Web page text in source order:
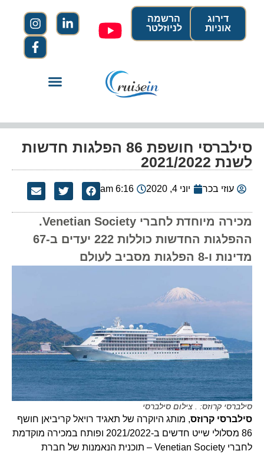
הרשמה
לניוזלטר
דירוג
אוניות
סילברסי חושפת 86 הפלגות חדשות
לשנת 2021/2022
עוזי בכר יוני 4, 2020 6:16 am
מכירה מיוחדת לחברי Venetian Society.
ההפלגות החדשות כוללות 222 יעדים ב-67
מדינות ו-8 הפלגות מסביב לעולם
סילברסי קרוזס: . צילום סילברסי
סילברסי קרוזס, מותג היוקרה של תאגיד רויאל קריביאן חושף
86 מסלולי שייט חדשים ב-2021/2022 ופותח במכירה מוקדמת
לחברי Venetian Society – תוכנית הנאמנות של חברת